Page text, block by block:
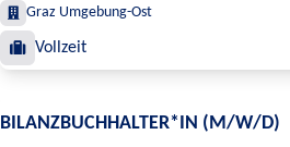
Graz Umgebung-Ost
Vollzeit
BILANZBUCHHALTER*IN (M/W/D)